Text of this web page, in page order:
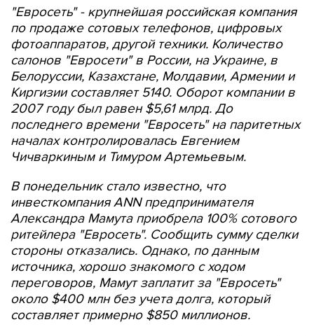
"Евросеть" - крупнейшая российская компания
по продаже сотовых телефонов, цифровых
фотоаппаратов, другой техники. Количество
салонов "Евросети" в России, на Украине, в
Белоруссии, Казахстане, Молдавии, Армении и
Киргизии составляет 5140. Оборот компании в
2007 году был равен $5,61 млрд. До
последнего времени "Евросеть" на паритетных
началах контролировалась Евгением
Чичваркиным и Тимуром Артемьевым.
В понедельник стало известно, что
инвесткомпания ANN предпринимателя
Александра Мамута приобрела 100% сотового
ритейлера "Евросеть". Сообщить сумму сделки
стороны отказались. Однако, по данным
источника, хорошо знакомого с ходом
переговоров, Мамут заплатит за "Евросеть"
около $400 млн без учета долга, который
составляет примерно $850 миллионов.